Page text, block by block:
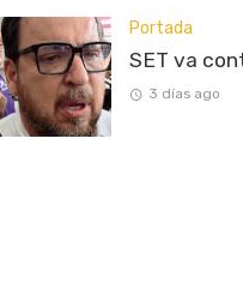
Portada
SET va
3 días ago